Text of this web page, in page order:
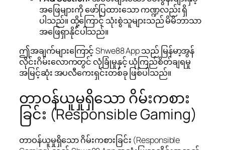
အဖြေများကို ဖော်ပြထားသော ကဏ္ဍလည်း ရှိ
ပါသည်။ ထို့ကြောင့် သုံးစွဲသူများသည် မိမိဘာသာ
အဖြေရှာနိုင်ပါသည်။
ဤအချက်များကြောင့် Shwe88 App သည် မြန်မာ့အွန်
လိုင်းဂိမ်းလောကတွင် လုံခြုံမှုနှင့် ယုံကြည်စိတ်ချရမှု
အမြင့်ဆုံး အပလီကေးရှင်းတစ်ခု ဖြစ်ပါသည်။
တာဝန်ယူမှုရှိသော ဂိမ်းကစား
ခြင်း (Responsible Gaming)
တာဝန်ယူမှုရှိသော ဂိမ်းကစားခြင်း (Responsible